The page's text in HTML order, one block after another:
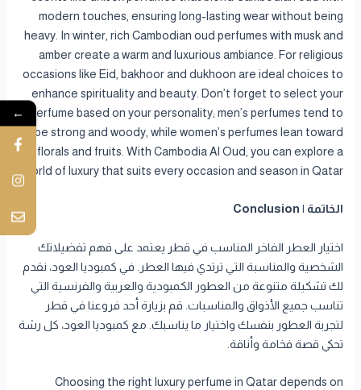
modern touches, ensuring long-lasting wear without being
heavy. In winter, rich Cambodian oud perfumes with musk and
amber create a warm and luxurious ambiance. For religious
occasions like Eid, bakhoor and dukhoon are ideal choices to
enhance spirituality and beauty. Don’t forget to select your
perfume based on your personality; men’s perfumes tend to
be strong and woody, while women’s perfumes lean toward
florals and fruits. With Cambodia Al Oud, you can explore a
world of luxury that suits every occasion and season in Qatar.
الخاتمة | Conclusion
اختيار العطر الفاخر المناسب في قطر يعتمد على فهم تفضيلاتك
الشخصية والمناسبة التي ترتدي فيها العطر. في كمبوديا العود، نقدم
لك تشكيلة متنوعة من العطور الكمبودية والعربية والفرنسية التي
تناسب جميع الأذواق والمناسبات. قم بزيارة أحد فروعنا في قطر
لتجربة العطور بنفسك واختيار ما يناسبك. مع كمبوديا العود، كل رشة
تحكي قصة فخامة وأناقة.
Choosing the right luxury perfume in Qatar depends on
←